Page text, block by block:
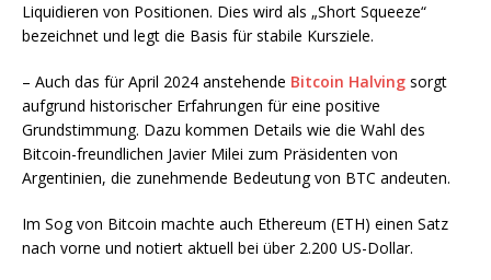
Liquidieren von Positionen. Dies wird als „Short Squeeze“
bezeichnet und legt die Basis für stabile Kursziele.
– Auch das für April 2024 anstehende Bitcoin Halving sorgt
aufgrund historischer Erfahrungen für eine positive
Grundstimmung. Dazu kommen Details wie die Wahl des
Bitcoin-freundlichen Javier Milei zum Präsidenten von
Argentinien, die zunehmende Bedeutung von BTC andeuten.
Im Sog von Bitcoin machte auch Ethereum (ETH) einen Satz
nach vorne und notiert aktuell bei über 2.200 US-Dollar.